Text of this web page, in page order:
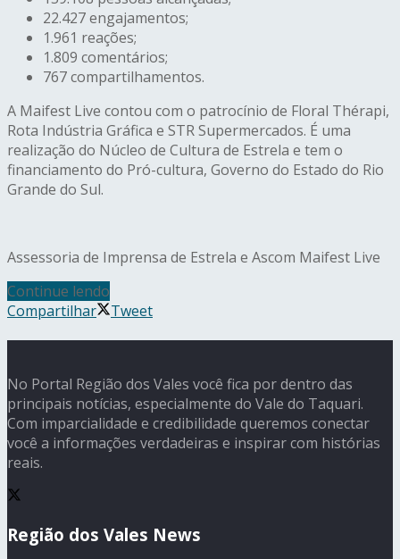
22.427 engajamentos;
1.961 reações;
1.809 comentários;
767 compartilhamentos.
A Maifest Live contou com o patrocínio de Floral Thérapi,
Rota Indústria Gráfica e STR Supermercados. É uma
realização do Núcleo de Cultura de Estrela e tem o
financiamento do Pró-cultura, Governo do Estado do Rio
Grande do Sul.
Assessoria de Imprensa de Estrela e Ascom Maifest Live
Continue lendo
Compartilhar
Tweet
No Portal Região dos Vales você fica por dentro das
principais notícias, especialmente do Vale do Taquari.
Com imparcialidade e credibilidade queremos conectar
você a informações verdadeiras e inspirar com histórias
reais.
Região dos Vales News